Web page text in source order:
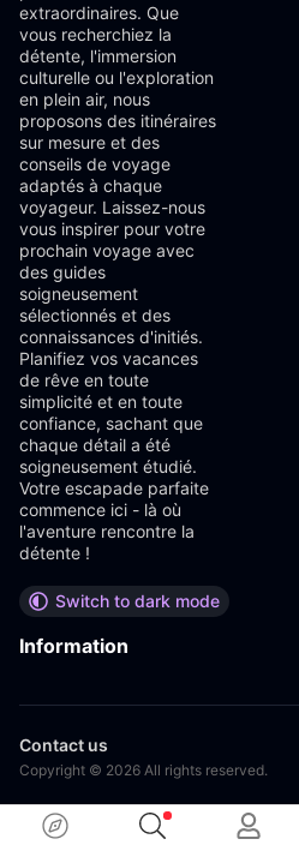
extraordinaires. Que
vous recherchiez la
détente, l'immersion
culturelle ou l'exploration
en plein air, nous
proposons des itinéraires
sur mesure et des
conseils de voyage
adaptés à chaque
voyageur. Laissez-nous
vous inspirer pour votre
prochain voyage avec
des guides
soigneusement
sélectionnés et des
connaissances d'initiés.
Planifiez vos vacances
de rêve en toute
simplicité et en toute
confiance, sachant que
chaque détail a été
soigneusement étudié.
Votre escapade parfaite
commence ici - là où
l'aventure rencontre la
détente !
Switch to dark mode
Information
Contact us
Copyright © 2026 All rights reserved.